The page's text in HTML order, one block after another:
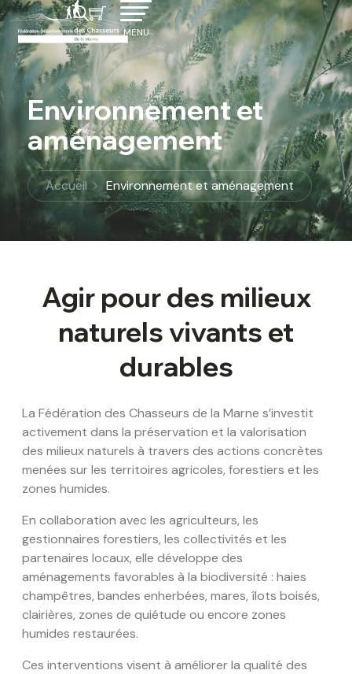
MENU
Environnement et
aménagement
Accueil Environnement et aménagement
Agir pour des milieux
naturels vivants et
durables
La Fédération des Chasseurs de la Marne s’investit
activement dans la préservation et la valorisation
des milieux naturels à travers des actions concrètes
menées sur les territoires agricoles, forestiers et les
zones humides.
En collaboration avec les agriculteurs, les
gestionnaires forestiers, les collectivités et les
partenaires locaux, elle développe des
aménagements favorables à la biodiversité : haies
champêtres, bandes enherbées, mares, îlots boisés,
clairières, zones de quiétude ou encore zones
humides restaurées.
Ces interventions visent à améliorer la qualité des